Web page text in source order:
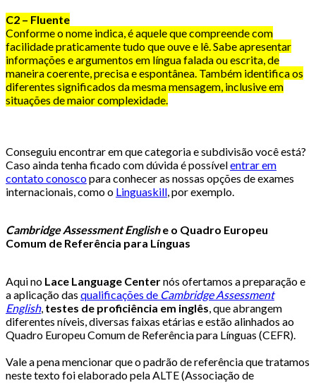
C2 – Fluente
Conforme o nome indica, é aquele que compreende com
facilidade praticamente tudo que ouve e lê. Sabe apresentar
informações e argumentos em língua falada ou escrita, de
maneira coerente, precisa e espontânea. Também identifica os
diferentes significados da mesma mensagem, inclusive em
situações de maior complexidade.
Conseguiu encontrar em que categoria e subdivisão você está?
Caso ainda tenha ficado com dúvida é possívelentrar em
contato conoscopara conhecer as nossas opções de exames
internacionais, como o Linguaskill, por exemplo.
Cambridge Assessment Englishe o Quadro Europeu
Comum de Referência para Línguas
Aqui no Lace Language Centernós ofertamos a preparação e
a aplicação das qualificações de Cambridge Assessment
English, testes de proficiência em inglês, que abrangem
diferentes níveis, diversas faixas etárias e estão alinhados ao
Quadro Europeu Comum de Referência para Línguas (CEFR).
Vale a pena mencionar que o padrão de referência que tratamos
neste texto foi elaborado pela ALTE (Associação de